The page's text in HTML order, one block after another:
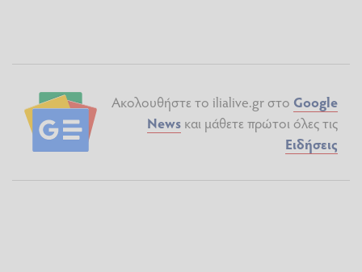
Ακολουθήστε το ilialive.gr στο Google
News και μάθετε πρώτοι όλες τις
Ειδήσεις